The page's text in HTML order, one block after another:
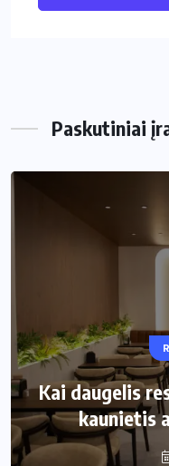
Paskutiniai
Kai daugelis
kaunietis
Kaip